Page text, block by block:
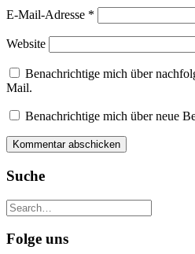
E-Mail-Adresse *
Website
Benachrichtige mich über
Mail.
Benachrichtige mich über neue
Suche
Folge uns